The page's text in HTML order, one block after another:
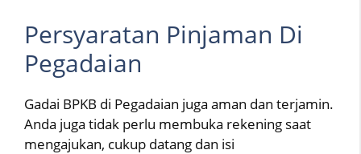
Persyaratan Pinjaman Di
Pegadaian
Gadai BPKB di Pegadaian juga aman dan terjamin.
Anda juga tidak perlu membuka rekening saat
mengajukan, cukup datang dan isi